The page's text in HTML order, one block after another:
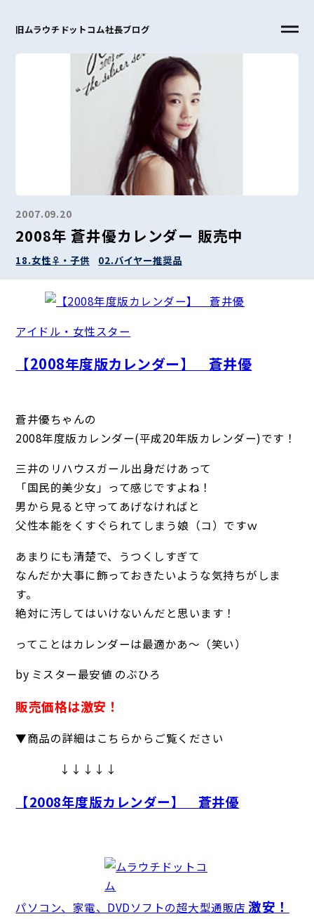
旧ムラウチドットコム社長ブログ
2007.09.20
2008年 蒼井優カレンダー 販売中
18.女性♀・子供 02.バイヤー推奨品
アイドル・女性スター
【2008年度版カレンダー】 蒼井優
蒼井優ちゃんの
2008年度版カレンダー(平成20年版カレンダー)です！
三井のリハウスガール出身だけあって
「国民的美少女」って感じですよね！
男から見ると守ってあげなければと
父性本能をくすぐられてしまう娘（コ）ですｗ
あまりにも清楚で、うつくしすぎて
なんだか大事に飾っておきたいような気持ちがしま
す。
絶対に汚してはいけないんだと思います！
ってことはカレンダーは最適かあ～（笑い）
by ミスター最安値 のぶひろ
販売価格は激安！
▼商品の詳細はこちらからご覧ください
↓↓↓↓↓
【2008年度版カレンダー】 蒼井優
パソコン、家電、DVDソフトの超大型通販店激安！